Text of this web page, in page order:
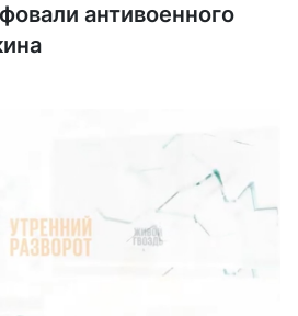
антивоенного